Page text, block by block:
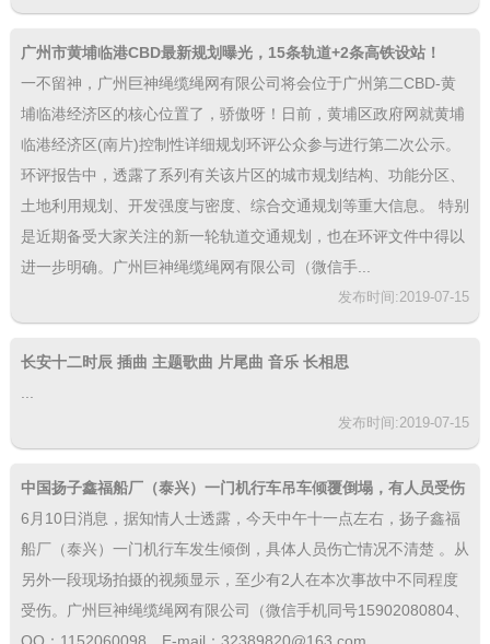
广州市黄埔临港CBD最新规划曝光，15条轨道+2条高铁设站！
一不留神，广州巨神绳缆绳网有限公司将会位于广州第二CBD-黄
埔临港经济区的核心位置了，骄傲呀！日前，黄埔区政府网就黄埔
临港经济区(南片)控制性详细规划环评公众参与进行第二次公示。
环评报告中，透露了系列有关该片区的城市规划结构、功能分区、
土地利用规划、开发强度与密度、综合交通规划等重大信息。 特别
是近期备受大家关注的新一轮轨道交通规划，也在环评文件中得以
进一步明确。广州巨神绳缆绳网有限公司（微信手...
发布时间:2019-07-15
长安十二时辰 插曲 主题歌曲 片尾曲 音乐 长相思
...
发布时间:2019-07-15
中国扬子鑫福船厂（泰兴）一门机行车吊车倾覆倒塌，有人员受伤
6月10日消息，据知情人士透露，今天中午十一点左右，扬子鑫福
船厂（泰兴）一门机行车发生倾倒，具体人员伤亡情况不清楚 。从
另外一段现场拍摄的视频显示，至少有2人在本次事故中不同程度
受伤。广州巨神绳缆绳网有限公司（微信手机同号15902080804、